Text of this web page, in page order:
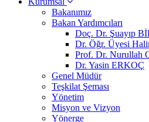
Bakanımız
Bakan Yardımcıları
Doç. Dr. Şuayıp
Dr. Öğr. Üyesi
Prof. Dr. Nurullah
Dr. Yasin ERKOÇ
Genel Müdür
Teşkilat Şeması
Yönetim
Misyon ve Vizyon
Yönerge